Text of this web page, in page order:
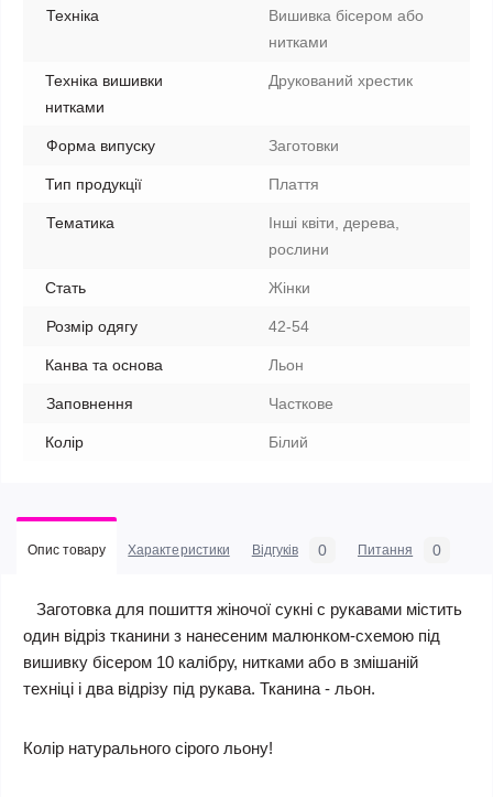
Техніка
Вишивка бісером або
нитками
Техніка вишивки
нитками
Друкований хрестик
Форма випуску Заготовки
Тип продукції Плаття
Тематика
Інші квіти, дерева,
рослини
Стать Жінки
Розмір одягу 42-54
Канва та основа Льон
Заповнення Часткове
Колір Білий
Опис товару Характеристики Відгуків 0 Питання 0
Заготовка для пошиття жіночої сукні c рукавами містить
один відріз тканини з нанесеним малюнком-схемою під
вишивку бісером 10 калібру, нитками або в змішаній
техніці і два відрізу під рукава. Тканина - льон.
Колір натурального сірого льону!